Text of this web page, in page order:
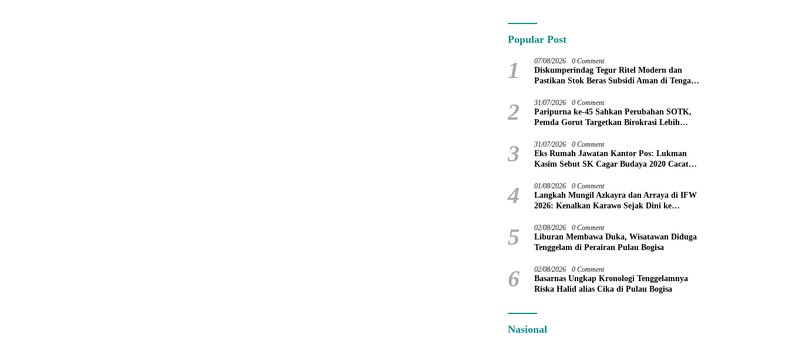
Pelaku Usaha
Popular Post
1 07/08/2026 0 Comment
Diskumperindag Tegur Ritel Modern dan
Pastikan Stok Beras Subsidi Aman di Tengah
2 31/07/2026 0 Comment
Paripurna ke-45 Sahkan Perubahan SOTK,
Pemda Gorut Targetkan Birokrasi Lebih
3 31/07/2026 0 Comment
Eks Rumah Jawatan Kantor Pos: Lukman
Kasim Sebut SK Cagar Budaya 2020 Cacat
4 01/08/2026 0 Comment
Langkah Mungil Azkayra dan Arraya di IFW
2026: Kenalkan Karawo Sejak Dini ke
5 02/08/2026 0 Comment
Liburan Membawa Duka, Wisatawan Diduga
Tenggelam di Perairan Pulau Bogisa
6 02/08/2026 0 Comment
Basarnas Ungkap Kronologi Tenggelamnya
Riska Halid alias Cika di Pulau Bogisa
Nasional